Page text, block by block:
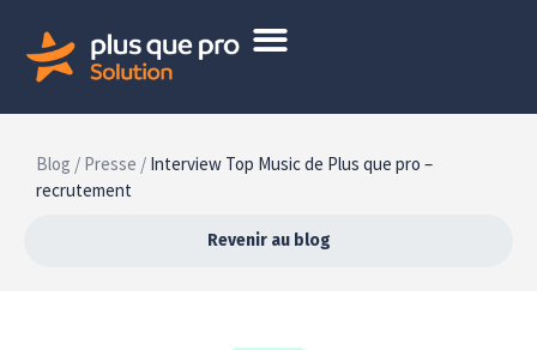
Blog / Presse / Interview Top Music de Plus que pro –
recrutement
Revenir au blog